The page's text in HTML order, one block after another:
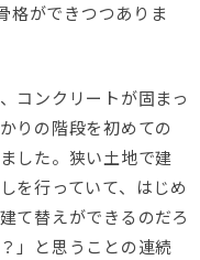
格ができつつありま
コンクリートが固まっ
りの階段を初めての
した。狭い土地で建
を行っていて、はじめ
て替えができるのだろ
」と思うことの連続